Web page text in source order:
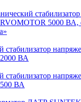
5000 ВА,
стабилизатор
ВА
стабилизатор
ВА